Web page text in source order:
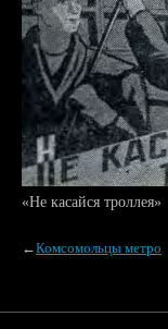
«Не касайся троллея»
←Комсомольцы метро